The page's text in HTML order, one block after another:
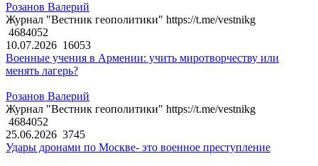
Розанов Валерий
Журнал "Вестник геополитики" https://t.me/vestnikg
4684052
10.07.2026 16053
Военные учения в Армении: учить миротворчеству или
менять лагерь?
Розанов Валерий
Журнал "Вестник геополитики" https://t.me/vestnikg
4684052
25.06.2026 3745
Удары дронами по Москве- это военное преступление